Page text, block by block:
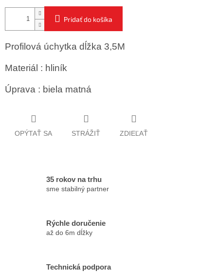
Pridať do košíka
Profilová úchytka dĺžka 3,5M
Materiál : hliník
Úprava : biela matná
OPÝTAŤ SA STRÁŽIŤ ZDIEĽAŤ
35 rokov na trhu
sme stabilný partner
Rýchle doručenie
až do 6m dĺžky
Technická podpora